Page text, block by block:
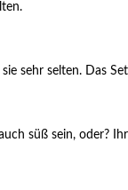
sehr selten. Das Set
süß sein, oder? Ihr